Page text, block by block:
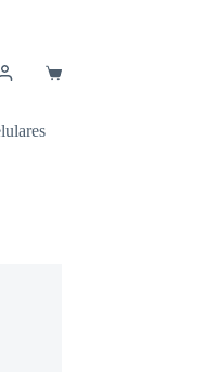
Carro